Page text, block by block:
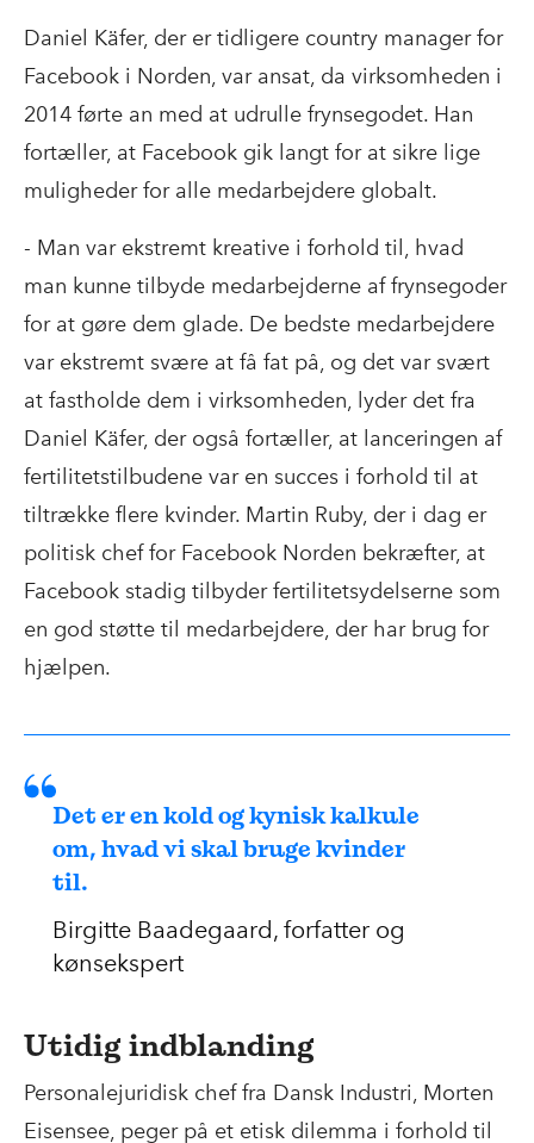
Daniel Käfer, der er tidligere country manager for
Facebook i Norden, var ansat, da virksomheden i
2014 førte an med at udrulle frynsegodet. Han
fortæller, at Facebook gik langt for at sikre lige
muligheder for alle medarbejdere globalt.
- Man var ekstremt kreative i forhold til, hvad
man kunne tilbyde medarbejderne af frynsegoder
for at gøre dem glade. De bedste medarbejdere
var ekstremt svære at få fat på, og det var svært
at fastholde dem i virksomheden, lyder det fra
Daniel Käfer, der også fortæller, at lanceringen af
fertilitetstilbudene var en succes i forhold til at
tiltrække flere kvinder. Martin Ruby, der i dag er
politisk chef for Facebook Norden bekræfter, at
Facebook stadig tilbyder fertilitetsydelserne som
en god støtte til medarbejdere, der har brug for
hjælpen.
Det er en kold og kynisk kalkule
om, hvad vi skal bruge kvinder
til.
Birgitte Baadegaard, forfatter og
kønsekspert
Utidig indblanding
Personalejuridisk chef fra Dansk Industri, Morten
Eisensee, peger på et etisk dilemma i forhold til